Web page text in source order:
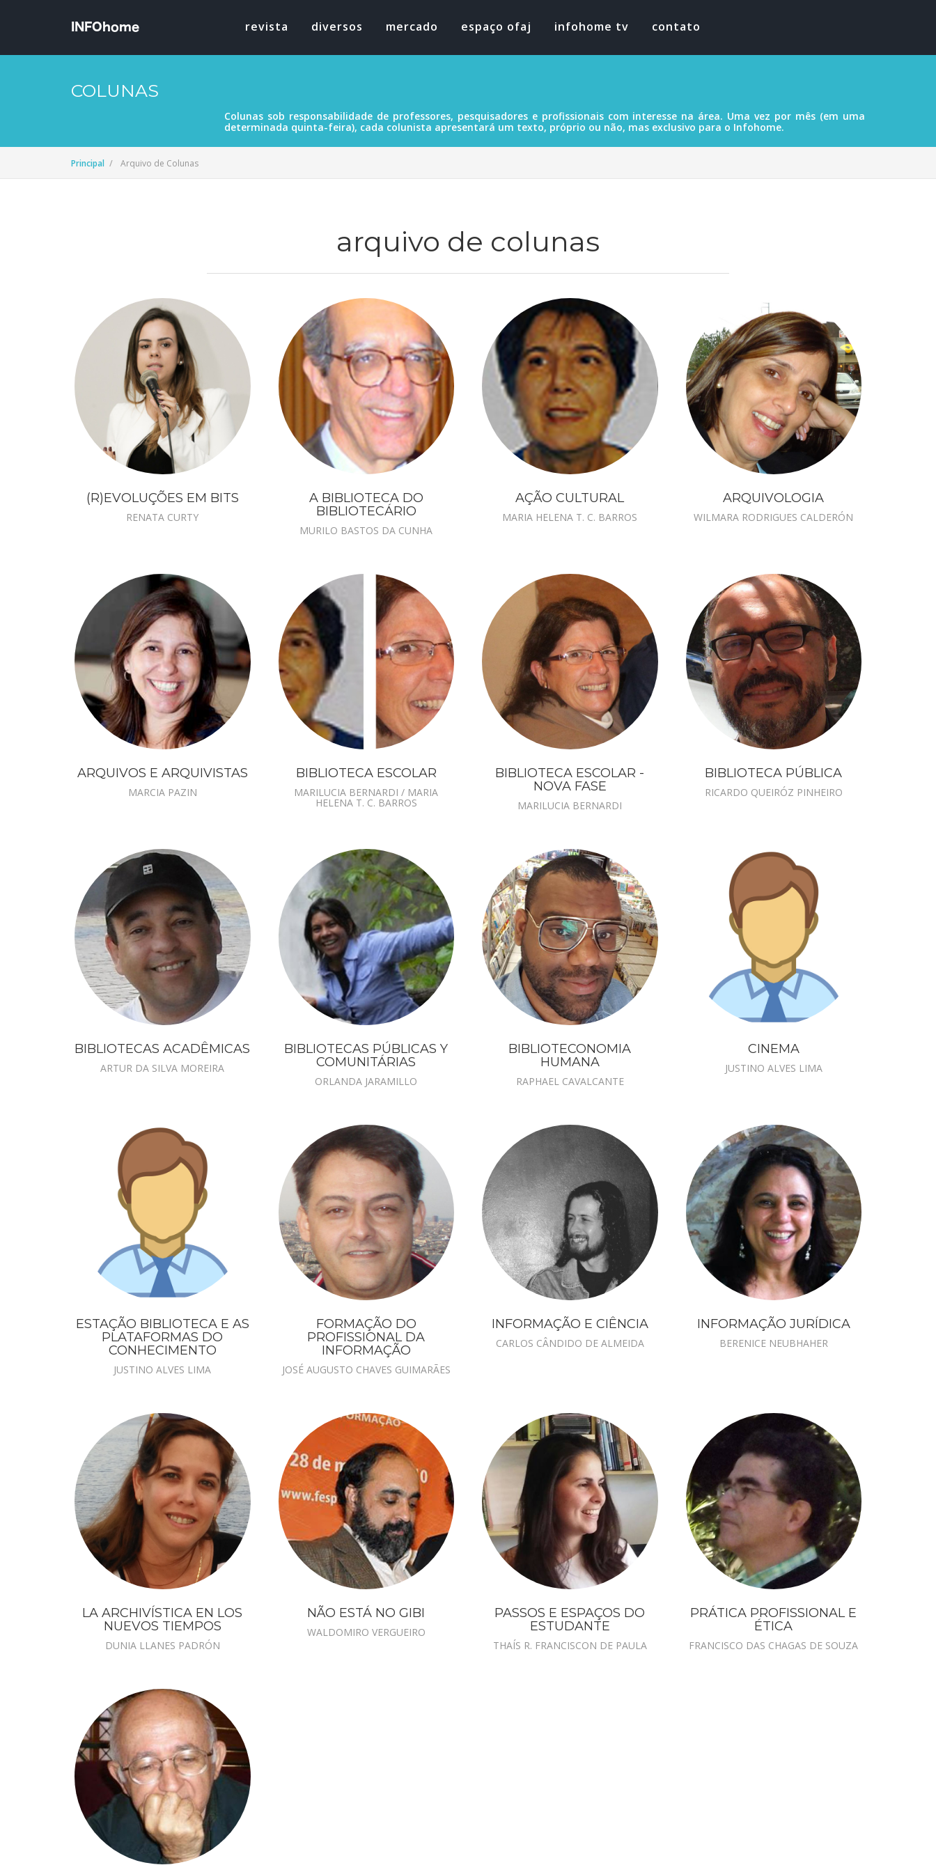
revista diversos mercado espaço ofaj infohome tv contato
COLUNAS
Colunas sob responsabilidade de professores, pesquisadores e profissionais com interesse na área. Uma vez por mês (em uma
determinada quinta-feira), cada colunista apresentará um texto, próprio ou não, mas exclusivo para o Infohome.
Principal Arquivo de Colunas
arquivo de colunas
(R)EVOLUÇÕES EM BITS
RENATA CURTY
A BIBLIOTECA DO
BIBLIOTECÁRIO
MURILO BASTOS DA CUNHA
AÇÃO CULTURAL
MARIA HELENA T. C. BARROS
ARQUIVOLOGIA
WILMARA RODRIGUES CALDERÓN
ARQUIVOS E ARQUIVISTAS
MARCIA PAZIN
BIBLIOTECA ESCOLAR
MARILUCIA BERNARDI / MARIA
HELENA T. C. BARROS
BIBLIOTECA ESCOLAR -
NOVA FASE
MARILUCIA BERNARDI
BIBLIOTECA PÚBLICA
RICARDO QUEIRÓZ PINHEIRO
BIBLIOTECAS ACADÊMICAS
ARTUR DA SILVA MOREIRA
BIBLIOTECAS PÚBLICAS Y
COMUNITÁRIAS
ORLANDA JARAMILLO
BIBLIOTECONOMIA
HUMANA
RAPHAEL CAVALCANTE
CINEMA
JUSTINO ALVES LIMA
ESTAÇÃO BIBLIOTECA E AS
PLATAFORMAS DO
CONHECIMENTO
JUSTINO ALVES LIMA
FORMAÇÃO DO
PROFISSIONAL DA
INFORMAÇÃO
JOSÉ AUGUSTO CHAVES GUIMARÃES
INFORMAÇÃO E CIÊNCIA
CARLOS CÂNDIDO DE ALMEIDA
INFORMAÇÃO JURÍDICA
BERENICE NEUBHAHER
LA ARCHIVÍSTICA EN LOS
NUEVOS TIEMPOS
DUNIA LLANES PADRÓN
NÃO ESTÁ NO GIBI
WALDOMIRO VERGUEIRO
PASSOS E ESPAÇOS DO
ESTUDANTE
THAÍS R. FRANCISCON DE PAULA
PRÁTICA PROFISSIONAL E
ÉTICA
FRANCISCO DAS CHAGAS DE SOUZA